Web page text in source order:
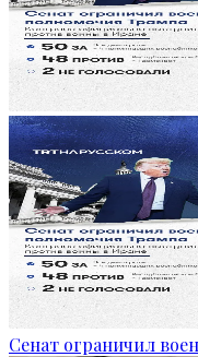
Сенат ограничил